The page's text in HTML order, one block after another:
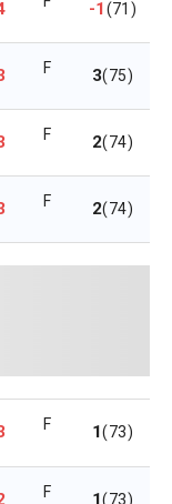
-1(71)
F 3(75)
F 2(74)
F 2(74)
F 1(73)
F 1(73)